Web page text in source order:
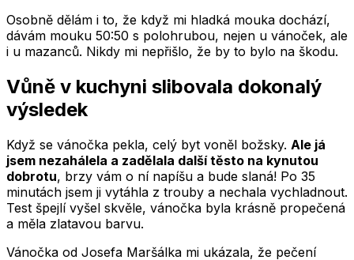
Osobně dělám i to, že když mi hladká mouka dochází,
dávám mouku 50:50 s polohrubou, nejen u vánoček, ale
i u mazanců. Nikdy mi nepřišlo, že by to bylo na škodu.
Vůně v kuchyni slibovala dokonalý
výsledek
Když se vánočka pekla, celý byt voněl božsky. Ale já
jsem nezahálela a zadělala další těsto na kynutou
dobrotu, brzy vám o ní napíšu a bude slaná! Po 35
minutách jsem ji vytáhla z trouby a nechala vychladnout.
Test špejlí vyšel skvěle, vánočka byla krásně propečená
a měla zlatavou barvu.
Vánočka od Josefa Maršálka mi ukázala, že pečení